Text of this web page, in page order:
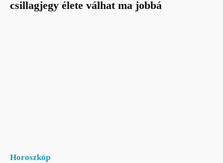
csillagjegy élete válhat ma jobbá
Horoszkóp